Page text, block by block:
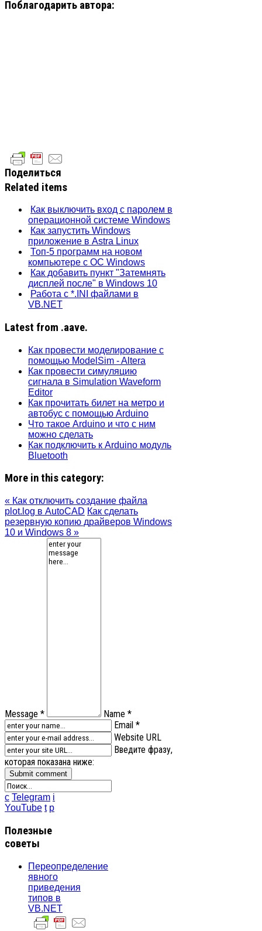
Поблагодарить автора:
Поделиться
Related items
Как выключить вход с паролем в
операционной системе Windows
Как запустить Windows
приложение в Astra Linux
Топ-5 программ на новом
компьютере с ОС Windows
Как добавить пункт "Затемнять
дисплей после" в Windows 10
Работа с *.INI файлами в
VB.NET
Latest from .aave.
Как провести моделирование с
помощью ModelSim - Altera
Как провести симуляцию
сигнала в Simulation Waveform
Editor
Как прочитать билет на метро и
автобус с помощью Arduino
Что такое Arduino и что с ним
можно сделать
Как подключить к Arduino модуль
Bluetooth
More in this category:
« Как отключить создание файла
plot.log в AutoCAD Как сделать
резервную копию драйверов Windows
10 и Windows 8 »
Message *
Name *
Email *
Website URL
Введите фразу,
которая показана ниже:
c Telegram i
YouTube t p
Полезные
советы
Переопределение
явного
приведения
типов в
VB.NET